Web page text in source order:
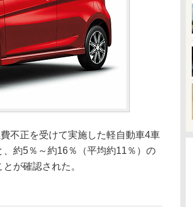
不正を受けて実施した軽自動車4車
約5％～約16％（平均約11％）の
が確認された。